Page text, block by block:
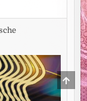
TO
TOP